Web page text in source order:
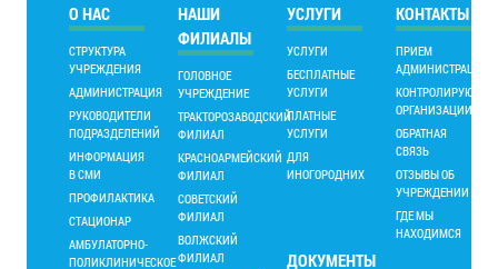
О НАС
СТРУКТУРА
УЧРЕЖДЕНИЯ
АДМИНИСТРАЦИЯ
РУКОВОДИТЕЛИ
ПОДРАЗДЕЛЕНИЙ
ИНФОРМАЦИЯ
В СМИ
ПРОФИЛАКТИКА
СТАЦИОНАР
АМБУЛАТОРНО-
ПОЛИКЛИНИЧЕСКОЕ
НАШИ
ФИЛИАЛЫ
ГОЛОВНОЕ
УЧРЕЖДЕНИЕ
ТРАКТОРОЗАВОДСКИЙ
ФИЛИАЛ
КРАСНОАРМЕЙСКИЙ
ФИЛИАЛ
СОВЕТСКИЙ
ФИЛИАЛ
ВОЛЖСКИЙ
ФИЛИАЛ
УСЛУГИ
УСЛУГИ
БЕСПЛАТНЫЕ
УСЛУГИ
ПЛАТНЫЕ
УСЛУГИ
ДЛЯ
ИНОГОРОДНИХ
КОНТАКТЫ
ПРИЕМ
АДМИНИСТРАЦИИ
КОНТРОЛИРУЮЩИЕ
ОРГАНИЗАЦИИ
ОБРАТНАЯ
СВЯЗЬ
ОТЗЫВЫ ОБ
УЧРЕЖДЕНИИ
ГДЕ МЫ
НАХОДИМСЯ
ДОКУМЕНТЫ